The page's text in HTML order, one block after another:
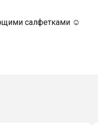
салфетками ☺️